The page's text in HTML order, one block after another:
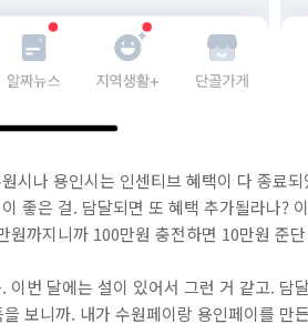
시나 용인시는 인센티브 혜택이 다 종료
좋은 걸. 담달되면 또 혜택 추가될라나?
원까지니까 100만원 충전하면 10만원 준
이번 달에는 설이 있어서 그런 거 같고. 담
보니까. 내가 수원페이랑 용인페이를